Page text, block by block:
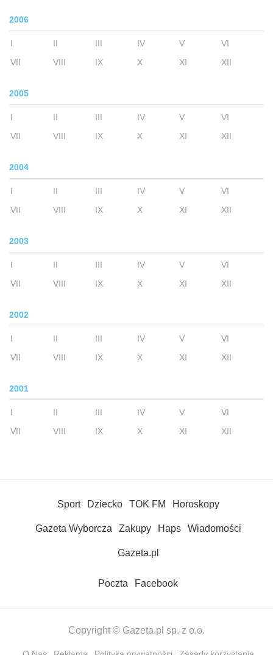
2006
I II III IV V
VI
VII
VIII IX X XI XII
2005
I II III IV V
VI
VII
VIII IX X XI XII
2004
I II III IV V
VI
VII
VIII IX X XI XII
2003
I II III IV V
VI
VII
VIII IX X XI XII
2002
I II III IV V
VI
VII
VIII IX X XI XII
2001
I II III IV V
VI
VII
VIII IX X XI XII
Sport Dziecko TOK FM Horoskopy
Gazeta Wyborcza Zakupy Haps Wiadomości
Gazeta.pl
Poczta Facebook
Copyright © Gazeta.pl sp. z o.o.